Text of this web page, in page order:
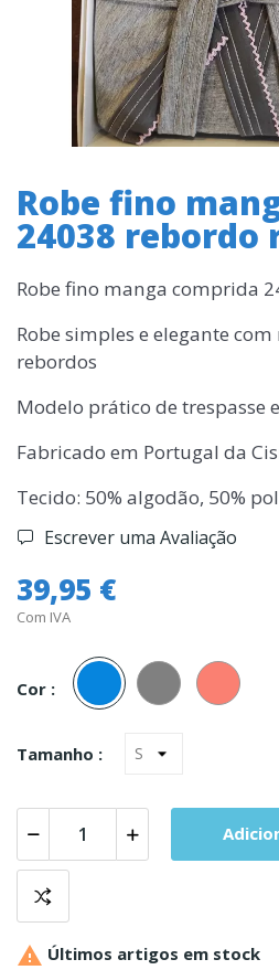
Robe fino
24038 rebordo
Robe fino manga comprida
Robe simples e elegante
rebordos
Modelo prático de trespasse
Fabricado em Portugal da
Tecido: 50% algodão, 50%
Escrever uma Avaliação
39,95 €
Com IVA
Cor :
Azul Cinza
Tamanho :
 Últimos artigos em stock